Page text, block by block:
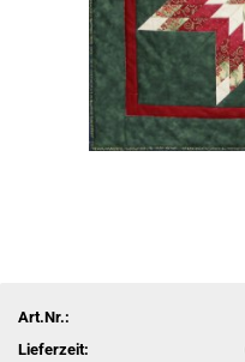
Art.Nr.:
Lieferzeit: